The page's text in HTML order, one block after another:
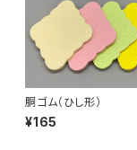
胴ゴム（ひし形）
¥165